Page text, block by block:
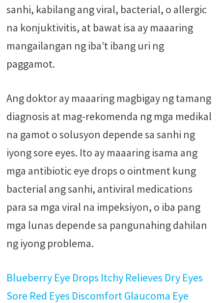
sanhi, kabilang ang viral, bacterial, o allergic
na konjuktivitis, at bawat isa ay maaaring
mangailangan ng iba’t ibang uri ng
paggamot.
Ang doktor ay maaaring magbigay ng tamang
diagnosis at mag-rekomenda ng mga medikal
na gamot o solusyon depende sa sanhi ng
iyong sore eyes. Ito ay maaaring isama ang
mga antibiotic eye drops o ointment kung
bacterial ang sanhi, antiviral medications
para sa mga viral na impeksiyon, o iba pang
mga lunas depende sa pangunahing dahilan
ng iyong problema.
Blueberry Eye Drops Itchy Relieves Dry Eyes
Sore Red Eyes Discomfort Glaucoma Eye